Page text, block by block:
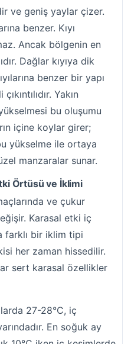
ve geniş yaylar çizer.
benzer. Kıyı
Ancak bölgenin en
Dağlar kıyıya dik
benzer bir yapı
Yakın
bu oluşumu
içine koylar girer;
yükselme ile ortaya
manzaralar sunar.
Örtüsü ve İklimi
ve çukur
Karasal etki iç
farklı bir iklim tipi
her zaman hissedilir.
sert karasal özellikler
27-28°C, iç
En soğuk ay